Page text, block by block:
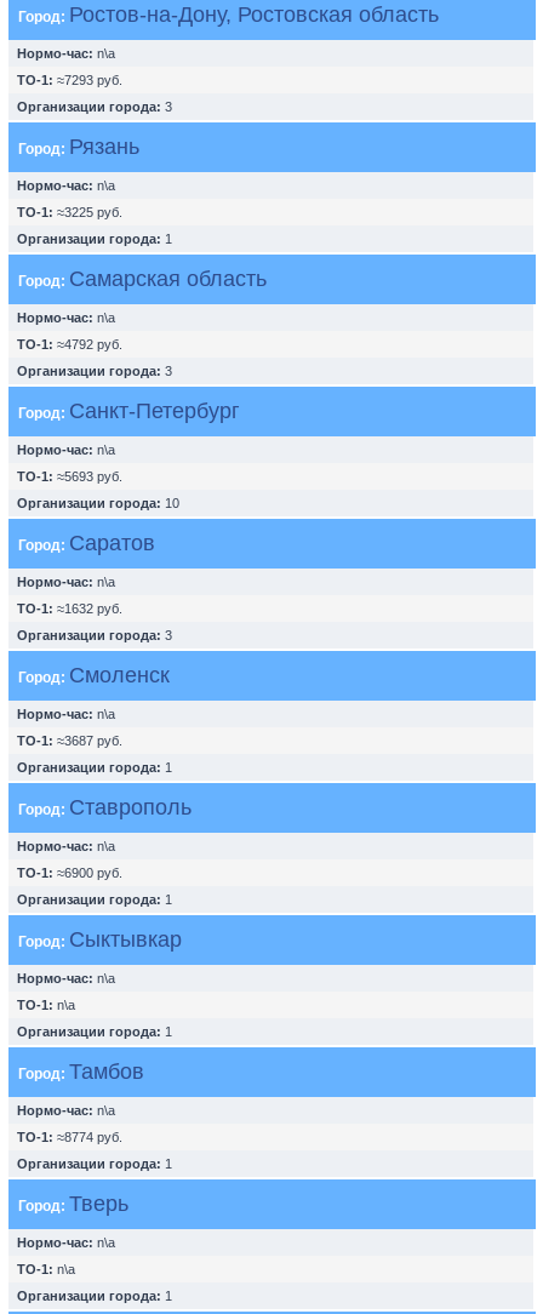
Город: Ростов-на-Дону, Ростовская область
Нормо-час: n\a
ТО-1: ≈7293 руб.
Организации города: 3
Город: Рязань
Нормо-час: n\a
ТО-1: ≈3225 руб.
Организации города: 1
Город: Самарская область
Нормо-час: n\a
ТО-1: ≈4792 руб.
Организации города: 3
Город: Санкт-Петербург
Нормо-час: n\a
ТО-1: ≈5693 руб.
Организации города: 10
Город: Саратов
Нормо-час: n\a
ТО-1: ≈1632 руб.
Организации города: 3
Город: Смоленск
Нормо-час: n\a
ТО-1: ≈3687 руб.
Организации города: 1
Город: Ставрополь
Нормо-час: n\a
ТО-1: ≈6900 руб.
Организации города: 1
Город: Сыктывкар
Нормо-час: n\a
ТО-1: n\a
Организации города: 1
Город: Тамбов
Нормо-час: n\a
ТО-1: ≈8774 руб.
Организации города: 1
Город: Тверь
Нормо-час: n\a
ТО-1: n\a
Организации города: 1